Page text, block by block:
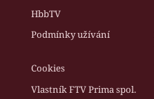
HbbTV
Podmínky užívání
Cookies
Vlastník FTV Prima spol.